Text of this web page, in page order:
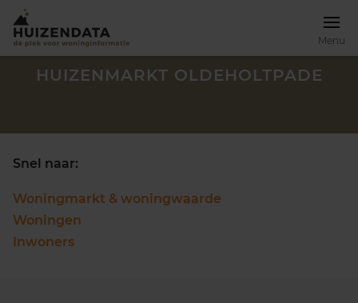
Menu
HUIZENMARKT OLDEHOLTPADE
Snel naar:
Woningmarkt & woningwaarde
Woningen
Inwoners